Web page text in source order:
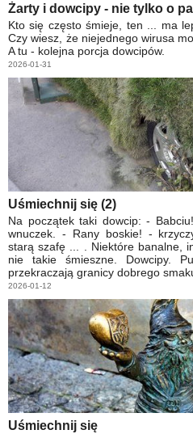
Żarty i dowcipy - nie tylko o
Kto się często śmieje, ten ... ma
Czy wiesz, że niejednego wirusa
A tu - kolejna porcja dowcipów.
2026-01-31
Uśmiechnij się (2)
Na początek taki dowcip: -
wnuczek. - Rany boskie! -
starą szafę ... . Niektóre banalne,
nie takie śmieszne. Dowcipy.
przekraczają granicy dobrego
2026-01-12
Uśmiechnij się